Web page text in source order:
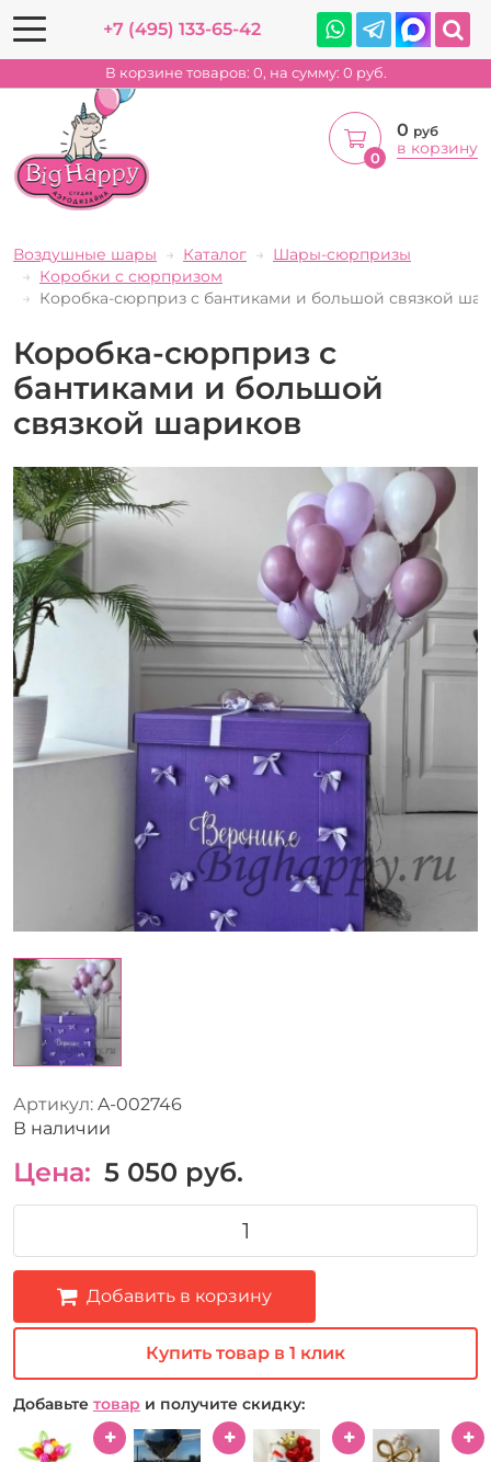
+7 (495) 133-65-42
В корзине товаров: 0, на сумму: 0 руб.
0
0 руб
в корзину
Воздушные шары Каталог
Шары-сюрпризы
Коробки с сюрпризом
Коробка-сюрприз с бантиками и большой связкой
Коробка-сюрприз с
бантиками и большой
связкой шариков
Артикул: A-002746
В наличии
Цена: 5 050 руб.
Добавить в корзину
Купить товар в 1 клик
Добавьте товар и получите скидку: